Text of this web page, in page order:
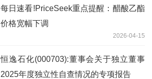
每日速看!PriceSeek重点提醒：醋酸乙酯
价格宽幅下调
2026-04-15
恒逸石化(000703):董事会关于独立董事
2025年度独立性自查情况的专项报告